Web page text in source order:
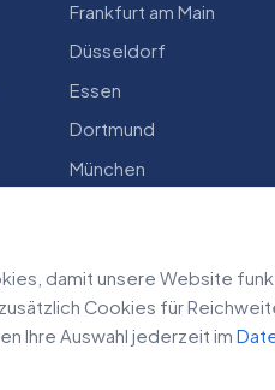
Frankfurt am Main
Düsseldorf
Essen
Dortmund
München
damit unsere Website
Cookies für
Ihre Auswahl jederzeit im